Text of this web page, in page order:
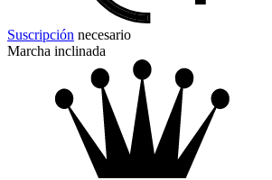
Suscripción necesario
Marcha inclinada